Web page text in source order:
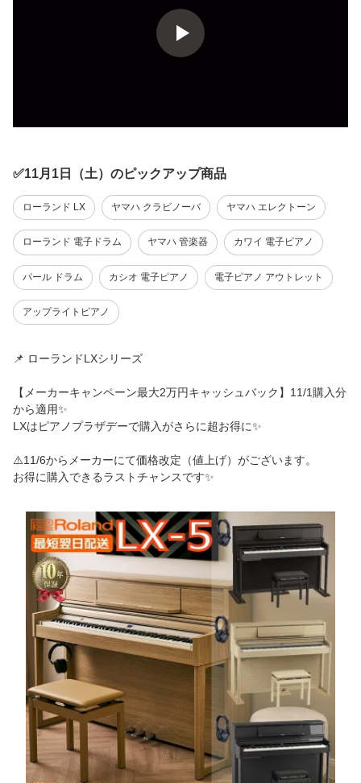
✅11月1日（土）のピックアップ商品
ローランド LX ヤマハ クラビノーバ ヤマハ エレクトーン
ローランド 電子ドラム ヤマハ 管楽器 カワイ 電子ピアノ
パール ドラム カシオ 電子ピアノ 電子ピアノ アウトレット
アップライトピアノ
📌 ローランドLXシリーズ
【メーカーキャンペーン最大2万円キャッシュバック】11/1購入分
から適用✨
LXはピアノプラザデーで購入がさらに超お得に✨
⚠️11/6からメーカーにて価格改定（値上げ）がございます。
お得に購入できるラストチャンスです✨